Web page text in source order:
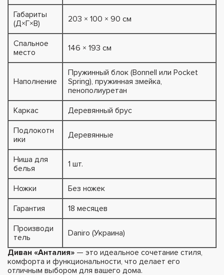
Габариты
(Д×Г×В)
203 × 100 × 90 см
Спальное
место
146 × 193 см
Наполнение
Пружинный блок (Bonnell или Pocket
Spring), пружинная змейка,
пенополиуретан
Каркас
Деревянный брус
Подлокотн
ики
Деревянные
Ниша для
белья
1 шт.
Ножки
Без ножек
Гарантия
18 месяцев
Производи
тель
Daniro (Украина)
Диван «Анталия» — это идеальное сочетание стиля,
комфорта и функциональности, что делает его
отличным выбором для вашего дома.